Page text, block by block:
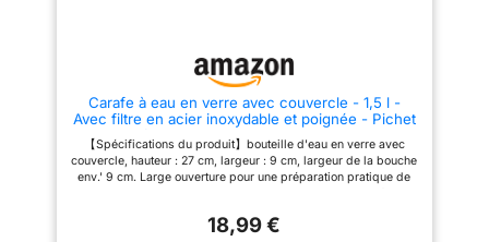
Carafe à eau en verre avec couvercle - 1,5 l -
Avec filtre en acier inoxydable et poignée - Pichet
pour eau froide et chaude - Pichet en verre pour
thé glacé et jus faits maison
【Spécifications du produit】bouteille d'eau en verre avec
couvercle, hauteur : 27 cm, largeur : 9 cm, largeur de la bouche
env.' 9 cm. Large ouverture pour une préparation pratique de
verre de haute qualité, le couvercle est fabriqué en acier
18,99 €